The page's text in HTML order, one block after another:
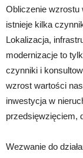
Obliczenie wzrostu
istnieje kilka
Lokalizacja,
modernizacje to
czynniki i
wzrost wartości
inwestycja w
przedsięwzięciem,
Wezwanie do